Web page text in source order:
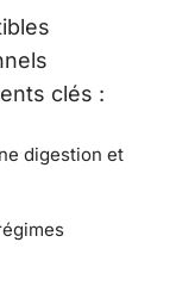
clés :
digestion et